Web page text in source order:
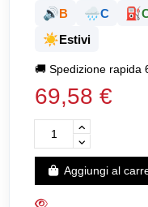
🔊B 🌧️C ⛽
☀️Estivi
🚚Spedizione rapida
69,58 €
Aggiungi al